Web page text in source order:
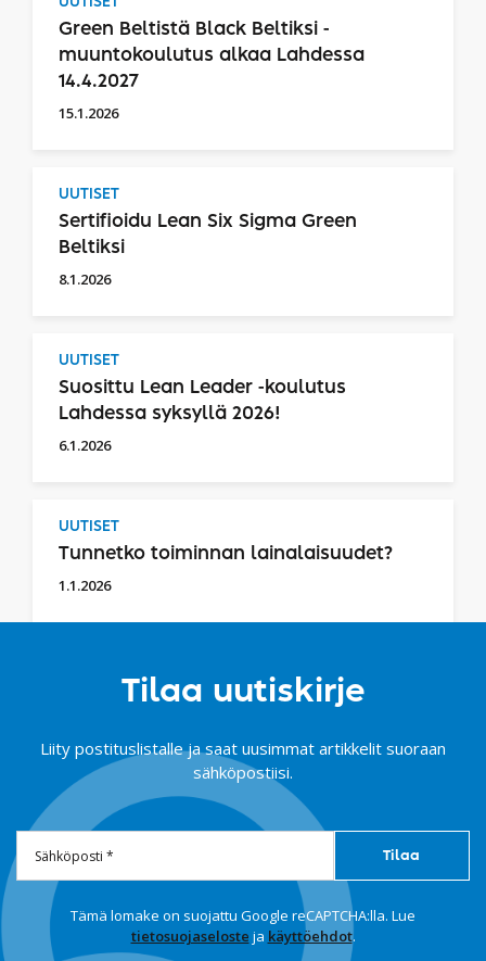
Green Beltistä Black Beltiksi -
muuntokoulutus alkaa Lahdessa
14.4.2027
15.1.2026
UUTISET
Sertifioidu Lean Six Sigma Green
Beltiksi
8.1.2026
UUTISET
Suosittu Lean Leader -koulutus
Lahdessa syksyllä 2026!
6.1.2026
UUTISET
Tunnetko toiminnan lainalaisuudet?
1.1.2026
Tilaa uutiskirje
Liity postituslistalle ja saat uusimmat artikkelit suoraan
sähköpostiisi.
Tämä lomake on suojattu Google reCAPTCHA:lla. Lue
tietosuojaseloste ja käyttöehdot.